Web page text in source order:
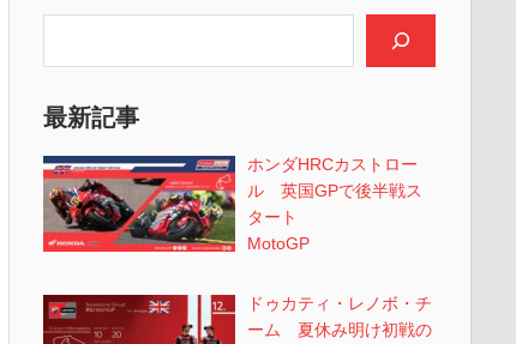
最新記事
ホンダHRCカストロー
ル 英国GPで後半戦ス
タート
MotoGP
ドゥカティ・レノボ・チ
ーム 夏休み明け初戦の